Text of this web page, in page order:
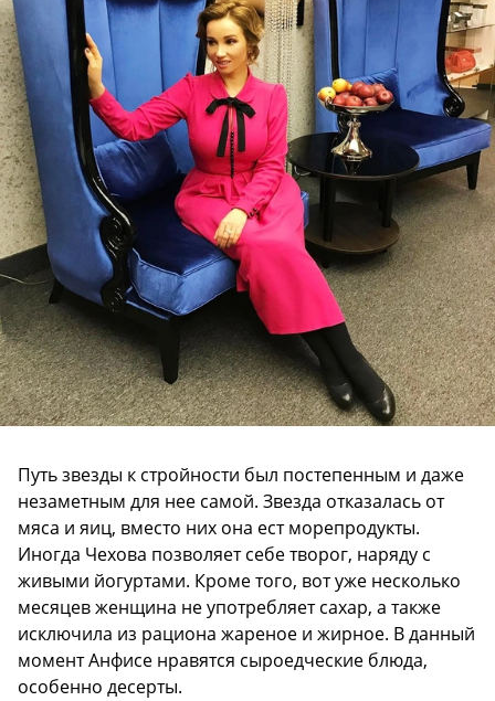
Путь звезды к стройности был постепенным и даже
незаметным для нее самой. Звезда отказалась от
мяса и яиц, вместо них она ест морепродукты.
Иногда Чехова позволяет себе творог, наряду с
живыми йогуртами. Кроме того, вот уже несколько
месяцев женщина не употребляет сахар, а также
исключила из рациона жареное и жирное. В данный
момент Анфисе нравятся сыроедческие блюда,
особенно десерты.